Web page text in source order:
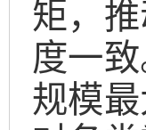
矩，
度一
规模